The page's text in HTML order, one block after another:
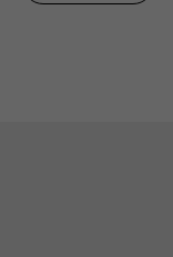
Tillverkarens art nr